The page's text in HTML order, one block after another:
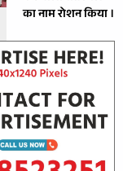
का नाम रोशन किया ।